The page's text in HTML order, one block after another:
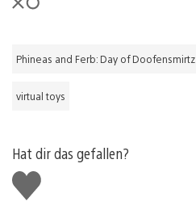
Phineas and Ferb: Day of Doofensmirtz
virtual toys
Hat dir das gefallen?
Gefällt
mir